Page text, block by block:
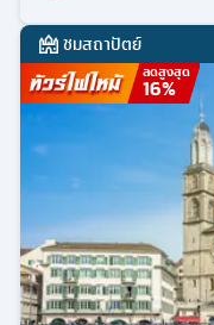
ชมสถาปัตย์
ลดสูงสุด
16%